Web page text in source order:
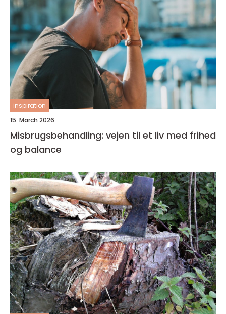
inspiration
15. March 2026
Misbrugsbehandling: vejen til et liv med frihed
og balance